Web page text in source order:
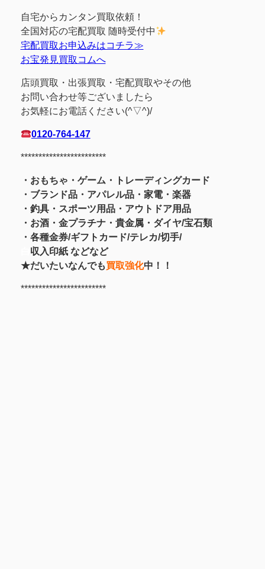
自宅からカンタン買取依頼！
全国対応の宅配買取 随時受付中
宅配買取お申込みはコチラ≫
お宝発見買取コムへ
店頭買取・出張買取・宅配買取やその他
お問い合わせ等ございましたら
お気軽にお電話ください(^▽^)/
0120-764-147
************************
・おもちゃ・ゲーム・トレーディングカード
・ブランド品・アパレル品・家電・楽器
・釣具・スポーツ用品・アウトドア用品
・お酒・金プラチナ・貴金属・ ダイヤ/宝石類
・各種金券/ギフトカード/テレカ/切手/
収入印紙 などなど
★だいたいなんでも買取強化中！！
************************